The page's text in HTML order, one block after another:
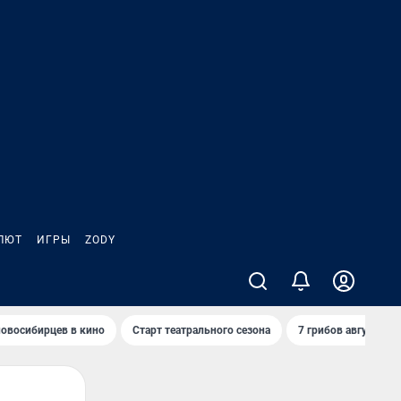
ИГРЫ ZODY
в кино Старт театрального сезона 7 грибов августа